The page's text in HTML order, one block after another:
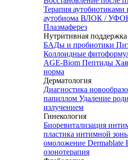
Терапия аутобиотиками
аутобиома ВЛОК / УФОК
Плазмаферез
Нутритивная поддержка
БАДы и пробиотики
Коллоидные
AGE-Biom Пептиды
норма
Дерматология
Диагностика
папиллом Удаление
излучением
Гинекология
Биоревитализация
пластика интимной
омоложение Dermablate
озонотерапия